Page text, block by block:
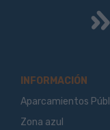
INFORMACIÓN
Aparcamientos
Zona azul